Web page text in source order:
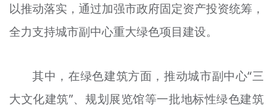
以推动落实，通过加强市政府固定资产投资统筹，
全力支持城市副中心重大绿色项目建设。
其中，在绿色建筑方面，推动城市副中心“三
大文化建筑”、规划展览馆等一批地标性绿色建筑